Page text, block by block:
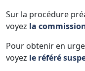
Sur la procédure
voyez la
Pour obtenir en
voyez le référé